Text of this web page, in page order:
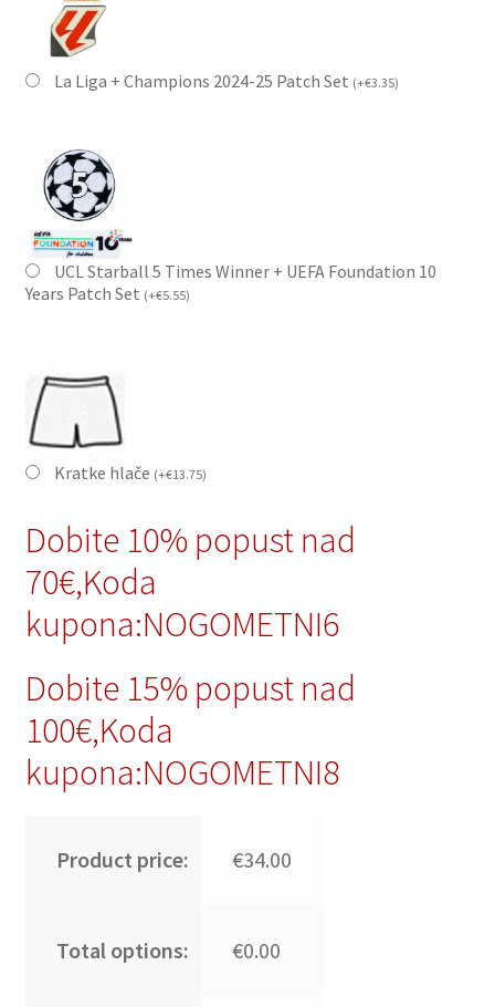
La Liga + Champions 2024-25 Patch Set (+€3.35)
UCL Starball 5 Times Winner + UEFA Foundation 10
Years Patch Set (+€5.55)
Kratke hlače (+€13.75)
Dobite 10% popust nad
70€,Koda
kupona:NOGOMETNI6
Dobite 15% popust nad
100€,Koda
kupona:NOGOMETNI8
Product price: €34.00
Total options: €0.00